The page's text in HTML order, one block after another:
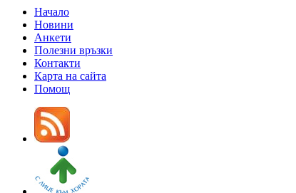
Начало
Новини
Анкети
Полезни връзки
Контакти
Карта на сайта
Помощ